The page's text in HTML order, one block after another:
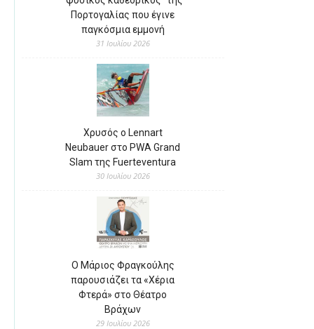
Πορτογαλίας που έγινε
παγκόσμια εμμονή
31 Ιουλίου 2026
Χρυσός ο Lennart
Neubauer στο PWA Grand
Slam της Fuerteventura
30 Ιουλίου 2026
Ο Μάριος Φραγκούλης
παρουσιάζει τα «Χέρια
Φτερά» στο Θέατρο
Βράχων
29 Ιουλίου 2026